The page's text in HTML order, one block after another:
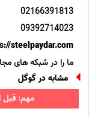
02166391813
09392714023
steelpaydar.com
ما را در شبکه های
مشابه در گوگل
مهم: قبل